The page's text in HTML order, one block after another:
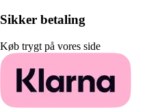
Sikker betaling
Køb trygt på vores side